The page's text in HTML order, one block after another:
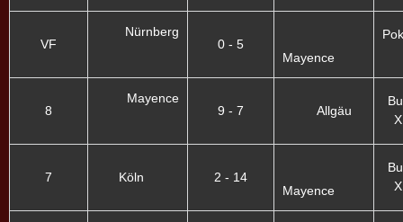
VF
Nürnberg
0 - 5
Mayence
8
Mayence
9 - 7
Allgäu
7 Köln
2 - 14
Mayence